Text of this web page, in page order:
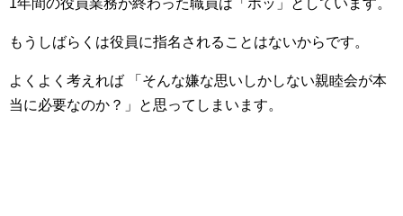
もうしばらくは役員に指名されることはないからです。
よくよく考えれば 「そんな嫌な思いしかしない親睦会が本
当に必要なのか？」と思ってしまいます。